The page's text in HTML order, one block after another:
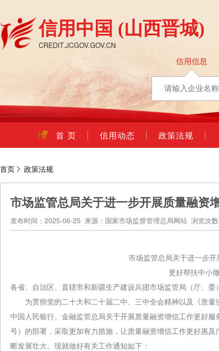
信用中国 (山西晋城)
CREDIT.JCGOV.GOV.CN
信用信息
首 页 信用动态 政策法规
首页 政策法规
市场监管总局关于进一步开展质量融资
发布时间：2025-06-25 来源：国家市场监督管理总局网站 浏览次
市场监管总局关于进一步
更好帮扶中小微
各省、自治区、直辖市和新疆生产建设兵团市场监管局（厅、委
为贯彻党的二十大和二十届二中、三中全会精神以及《质量
中国人民银行、金融监管总局关于开展质量融资增信工作更好
号）的部署，采取更加有力措施，让质量融资增信工作更好惠
断发展壮大。现就做好有关工作通知如下：